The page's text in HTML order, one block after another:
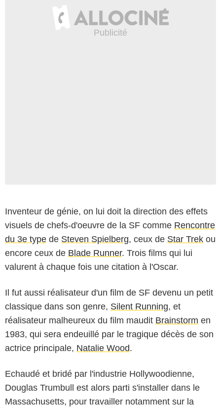
Inventeur de génie, on lui doit la direction des effets
visuels de chefs-d'oeuvre de la SF comme Rencontre
du 3e type de Steven Spielberg, ceux de Star Trek ou
encore ceux de Blade Runner. Trois films qui lui
valurent à chaque fois une citation à l'Oscar.
Il fut aussi réalisateur d'un film de SF devenu un petit
classique dans son genre, Silent Running, et
réalisateur malheureux du film maudit Brainstorm en
1983, qui sera endeuillé par le tragique décès de son
actrice principale, Natalie Wood.
Echaudé et bridé par l'industrie Hollywoodienne,
Douglas Trumbull est alors parti s'installer dans le
Massachusetts, pour travailler notamment sur la